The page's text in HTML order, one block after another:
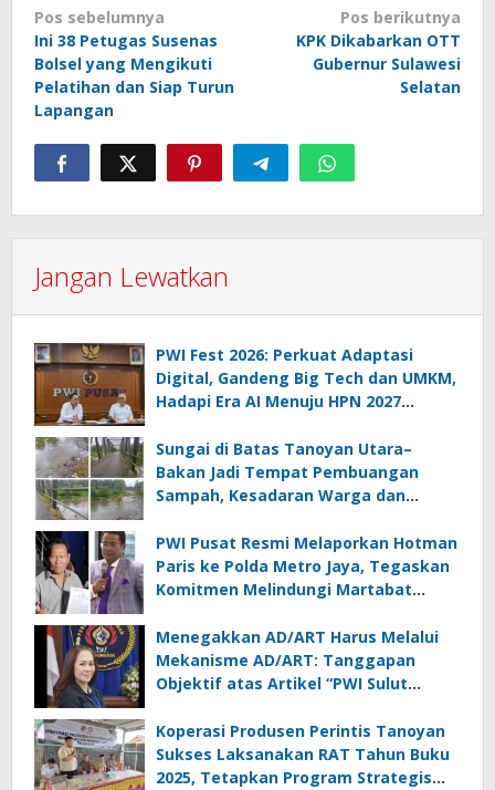
Navigasi
pos
Pos sebelumnya
Ini 38 Petugas Susenas
Bolsel yang Mengikuti
Pelatihan dan Siap Turun
Lapangan
Pos berikutnya
KPK Dikabarkan OTT
Gubernur Sulawesi
Selatan
Jangan Lewatkan
PWI Fest 2026: Perkuat Adaptasi
Digital, Gandeng Big Tech dan UMKM,
Hadapi Era AI Menuju HPN 2027
Sungai di Batas Tanoyan Utara–
Bakan Jadi Tempat Pembuangan
Sampah, Kesadaran Warga dan
PWI Pusat Resmi Melaporkan Hotman
Paris ke Polda Metro Jaya, Tegaskan
Komitmen Melindungi Martabat
Menegakkan AD/ART Harus Melalui
Mekanisme AD/ART: Tanggapan
Objektif atas Artikel “PWI Sulut
Melanggar Aturan”
Koperasi Produsen Perintis Tanoyan
Sukses Laksanakan RAT Tahun Buku
2025, Tetapkan Program Strategis